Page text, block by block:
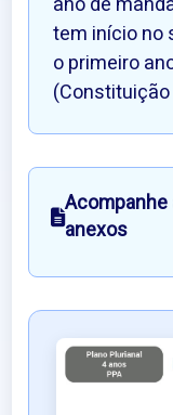
tem início no
o primeiro
Acompanhe
anexos